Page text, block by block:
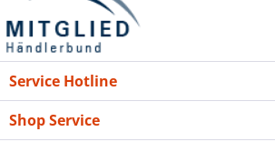
Service Hotline
Shop Service